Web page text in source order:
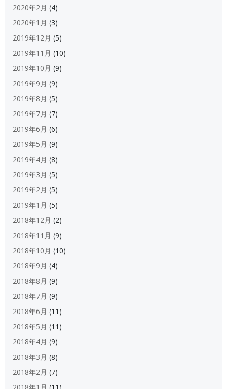
2020年2月 (4)
2020年1月 (3)
2019年12月 (5)
2019年11月 (10)
2019年10月 (9)
2019年9月 (9)
2019年8月 (5)
2019年7月 (7)
2019年6月 (6)
2019年5月 (9)
2019年4月 (8)
2019年3月 (5)
2019年2月 (5)
2019年1月 (5)
2018年12月 (2)
2018年11月 (9)
2018年10月 (10)
2018年9月 (4)
2018年8月 (9)
2018年7月 (9)
2018年6月 (11)
2018年5月 (11)
2018年4月 (9)
2018年3月 (8)
2018年2月 (7)